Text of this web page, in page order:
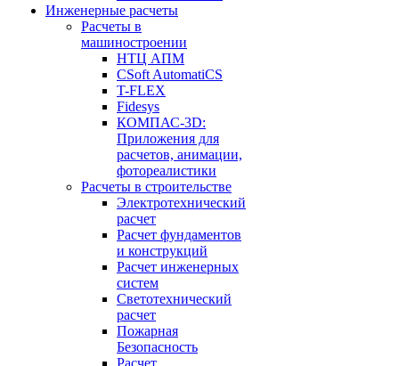
Инженерные расчеты
Расчеты в
машиностроении
НТЦ АПМ
CSoft AutomatiCS
T-FLEX
Fidesys
КОМПАС-3D:
Приложения для
расчетов, анимации,
фотореалистики
Расчеты в строительстве
Электротехнический
расчет
Расчет фундаментов
и конструкций
Расчет инженерных
систем
Светотехнический
расчет
Пожарная
Безопасность
Расчет